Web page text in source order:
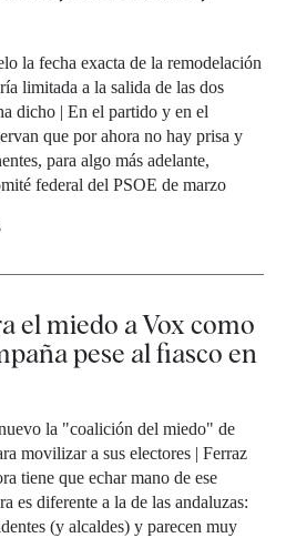
la fecha exacta de la remodelación
limitada a la salida de las dos
dicho | En el partido y en el
que por ahora no hay prisa y
para algo más adelante,
federal del PSOE de marzo
el miedo a Vox como
pese al fiasco en
la "coalición del miedo" de
movilizar a sus electores | Ferraz
tiene que echar mano de ese
es diferente a la de las andaluzas:
(y alcaldes) y parecen muy